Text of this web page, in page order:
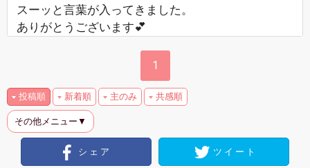
スーッと言葉が入ってきました。
ありがとうございます💕
1
投稿順 新着順 主のみ 共感順
その他メニュー▼
シェア ツイート